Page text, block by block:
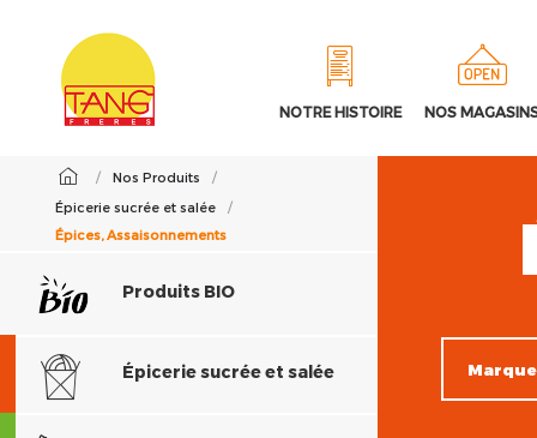
NOTRE HISTOIRE NOS
/ Nos Produits
/
Épicerie sucrée et salée
/
Épices, Assaisonnements
Produits BIO
Épicerie sucrée et salée